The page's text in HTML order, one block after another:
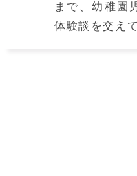
まで、幼稚園
体験談を交え